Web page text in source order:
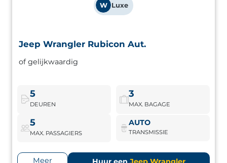
W Luxe
Jeep Wrangler Rubicon Aut.
of gelijkwaardig
5
DEUREN
3
MAX. BAGAGE
5
MAX. PASSAGIERS
AUTO
TRANSMISSIE
Meer
Jeep Wrangler Rubicon Aut.
4x4 met iconisch design en offroad-capaciteiten. Perfect
Boek nu
Jeep Wrangler Rubicon Aut.